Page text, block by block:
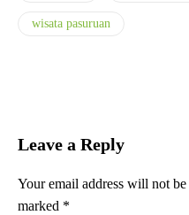
wisata pasuruan
Leave a Reply
Your email address will not
marked *